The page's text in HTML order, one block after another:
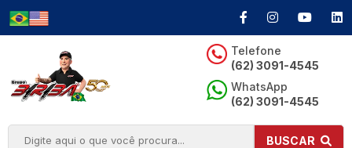
Telefone
(62) 3091-4545
WhatsApp
(62) 3091-4545
BUSCAR